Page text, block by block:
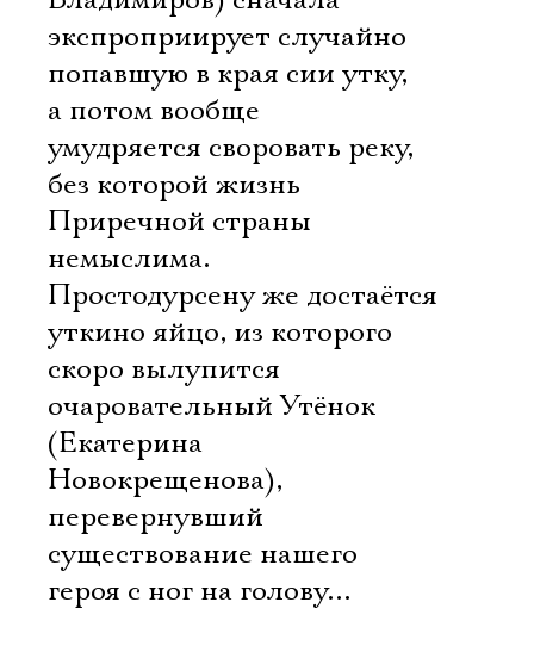
экспроприирует случайно
попавшую в края сии утку,
а потом вообще
умудряется своровать реку,
без которой жизнь
Приречной страны
немыслима.
Простодурсену же достаётся
уткино яйцо, из которого
скоро вылупится
очаровательный Утёнок
(Екатерина
Новокрещенова),
перевернувший
существование нашего
героя с ног на голову…